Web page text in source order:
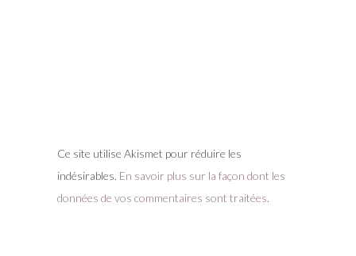
Ce site utilise Akismet pour réduire les
indésirables. En savoir plus sur la façon dont les
données de vos commentaires sont traitées.